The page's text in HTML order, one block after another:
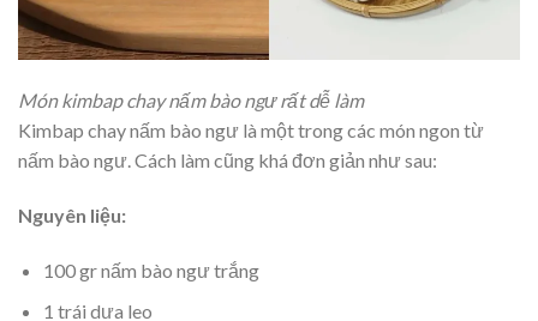
Món kimbap chay nấm bào ngư rất dễ làm
Kimbap chay nấm bào ngư là một trong các món ngon từ
nấm bào ngư. Cách làm cũng khá đơn giản như sau:
Nguyên liệu:
100 gr nấm bào ngư trắng
1 trái dưa leo